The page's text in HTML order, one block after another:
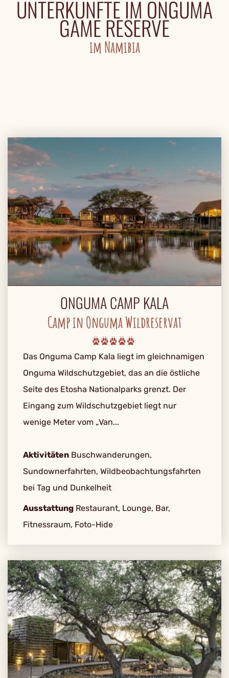
UNTERKÜNFTE IM ONGUMA
GAME RESERVE
im Namibia
ONGUMA CAMP KALA
Camp in Onguma Wildreservat
Das Onguma Camp Kala liegt im gleichnamigen
Onguma Wildschutzgebiet, das an die östliche
Seite des Etosha Nationalparks grenzt. Der
Eingang zum Wildschutzgebiet liegt nur
wenige Meter vom „Van...
Aktivitäten Buschwanderungen,
Sundownerfahrten, Wildbeobachtungsfahrten
bei Tag und Dunkelheit
Ausstattung Restaurant, Lounge, Bar,
Fitnessraum, Foto-Hide